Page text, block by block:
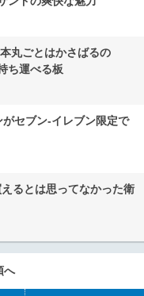
丸ごとはかさばるの
ち運べる板
セブン‐イレブン限定で
るとは思ってなかった衛
へ